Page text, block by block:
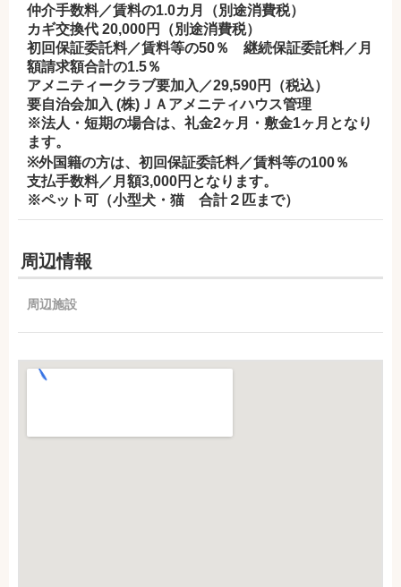
仲介手数料／賃料の1.0カ月（別途消費税）
カギ交換代 20,000円（別途消費税）
初回保証委託料／賃料等の50％ 継続保証委託料／月
額請求額合計の1.5％
アメニティークラブ要加入／29,590円（税込）
要自治会加入 (株)ＪＡアメニティハウス管理
※法人・短期の場合は、礼金2ヶ月・敷金1ヶ月となり
ます。
※外国籍の方は、初回保証委託料／賃料等の100％
支払手数料／月額3,000円となります。
※ペット可（小型犬・猫 合計２匹まで）
周辺情報
周辺施設